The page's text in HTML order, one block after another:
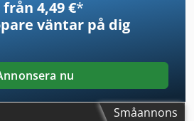
4,49 €*
väntar på dig
nu
Småannons